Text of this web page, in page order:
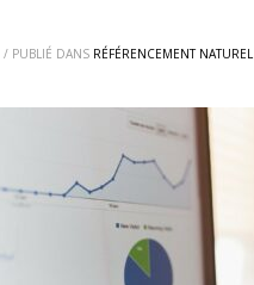
/ PUBLIÉ DANS RÉFÉRENCEMENT NATUREL